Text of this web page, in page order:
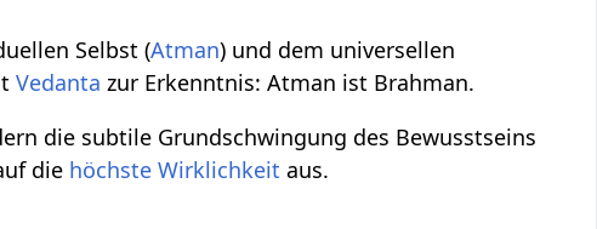
Selbst (Atman) und dem universellen
Vedanta zur Erkenntnis: Atman ist Brahman.
die subtile Grundschwingung des Bewusstseins
die höchste Wirklichkeit aus.